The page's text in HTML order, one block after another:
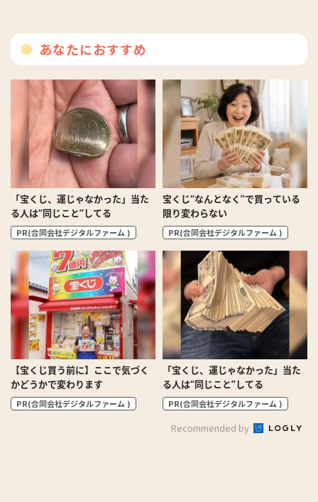
あなたにおすすめ
「宝くじ、運じゃなかった」当た
る人は“同じこと”してる
PR(合同会社デジタルファーム )
宝くじ“なんとなく”で買っている
限り変わらない
PR(合同会社デジタルファーム )
【宝くじ買う前に】ここで気づく
かどうかで変わります
PR(合同会社デジタルファーム )
「宝くじ、運じゃなかった」当た
る人は“同じこと”してる
PR(合同会社デジタルファーム )
Recommended by